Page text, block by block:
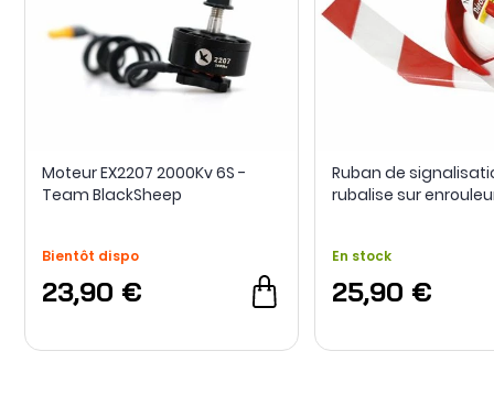
Moteur EX2207 2000Kv 6S -
Team BlackSheep
Bientôt dispo
23,90 €
Ruban de
rubalise sur
En stock
25,90 €